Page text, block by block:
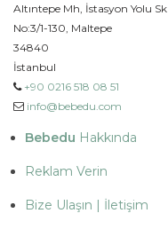
Altıntepe Mh, İstasyon Yolu Sk
No:3/1-130, Maltepe
34840
İstanbul
+90 0216 518 08 51
info@bebedu.com
Bebedu Hakkında
Reklam Verin
Bize Ulaşın | İletişim